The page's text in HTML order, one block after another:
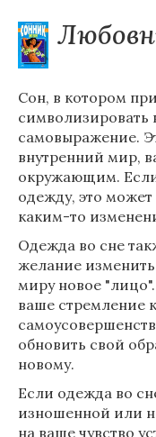
Сон, в котором
символизировать
самовыражение.
внутренний мир,
окружающим.
одежду, это может
каким-то
Одежда во сне
желание
миру новое
ваше стремление
обновить свой
новому.
Если одежда во
изношенной или
на ваше чувство